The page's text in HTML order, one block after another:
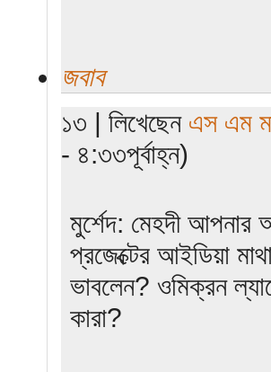
জবাব
১৩ | লিখেছেন এস এম
- ৪:৩৩পূর্বাহ্ন)
মুর্শেদ: মেহদী আপনার
প্রজেক্টের আইডিয়া
ভাবলেন? ওমিক্রন
কারা?